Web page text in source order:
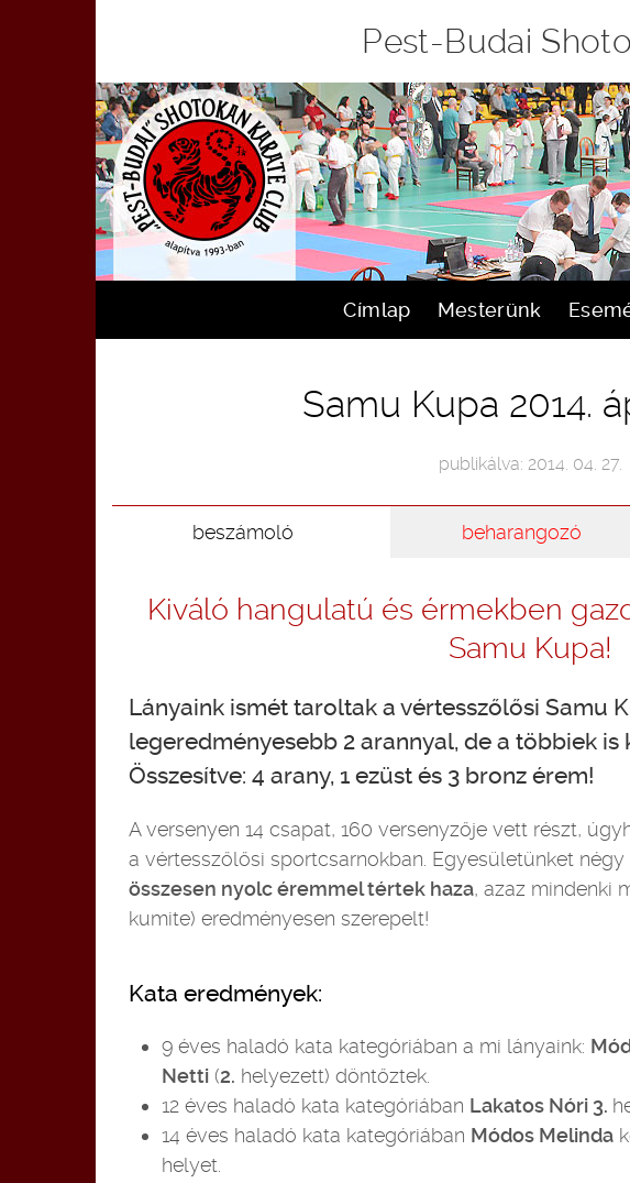
Pest-Budai
Címlap Mesterünk
Samu Kupa 2014.
publikálva: 2014. 04. 27.
beszámoló beharangozó
Kiváló hangulatú és érmekben
Samu Kupa!
Lányaink ismét taroltak a vértesszőlősi Samu
legeredményesebb 2 arannyal, de a többiek
Összesítve: 4 arany, 1 ezüst és 3 bronz érem!
A versenyen 14 csapat, 160 versenyzője vett részt,
a vértesszőlősi sportcsarnokban. Egyesületünket
összesen nyolc éremmel tértek haza, azaz mindenki
kumite) eredményesen szerepelt!
Kata eredmények:
9 éves haladó kata kategóriában a mi lányaink:
Netti (2. helyezett) döntőztek.
12 éves haladó kata kategóriában Lakatos Nóri 3.
14 éves haladó kata kategóriában Módos Melinda
helyet.